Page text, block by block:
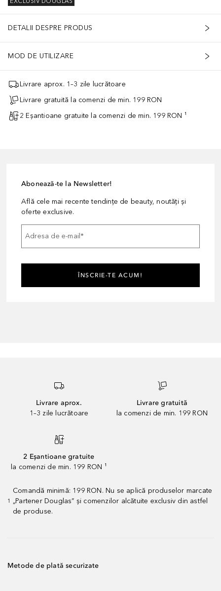
DETALII DESPRE PRODUS
MOD DE UTILIZARE
Livrare aprox. 1–3 zile lucrătoare
Livrare gratuită la comenzi de min. 199 RON
2 Eșantioane gratuite la comenzi de min. 199 RON ¹
Abonează-te la Newsletter!
Află cele mai recente tendințe de beauty, noutăți și
oferte exclusive.
Adresa de e-mail*
ÎNSCRIE-TE ACUM!
Livrare aprox.
1–3 zile lucrătoare
Livrare gratuită
la comenzi de min. 199 RON
2 Eșantioane gratuite
la comenzi de min. 199 RON ¹
1
Comandă minimă: 199 RON. Nu se aplică produselor marcate
„Partener Douglas” și comenzilor alcătuite exclusiv din astfel
de produse.
Metode de plată securizate